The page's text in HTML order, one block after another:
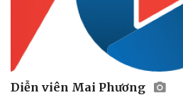
Diễn viên Mai Phương